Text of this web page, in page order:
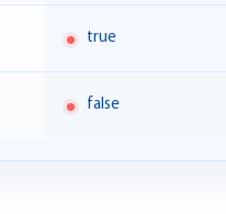
true
false